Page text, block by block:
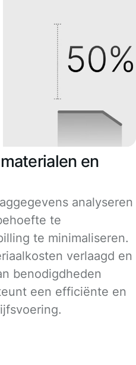
en
analyseren
te
te minimaliseren.
verlaagd en
benodigdheden
een efficiënte en